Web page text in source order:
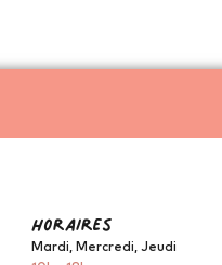
horaires
Mardi, Mercredi, Jeudi